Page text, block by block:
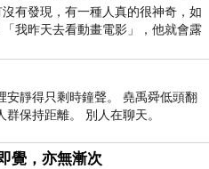
有發現，有一種人真的很神奇，如
我昨天去看動畫電影」，他就會露
笑，然後問你是不是陪小
安靜得只剩時鐘聲。 堯禹舜低頭翻
保持距離。 別人在聊天。
覺，亦無漸次